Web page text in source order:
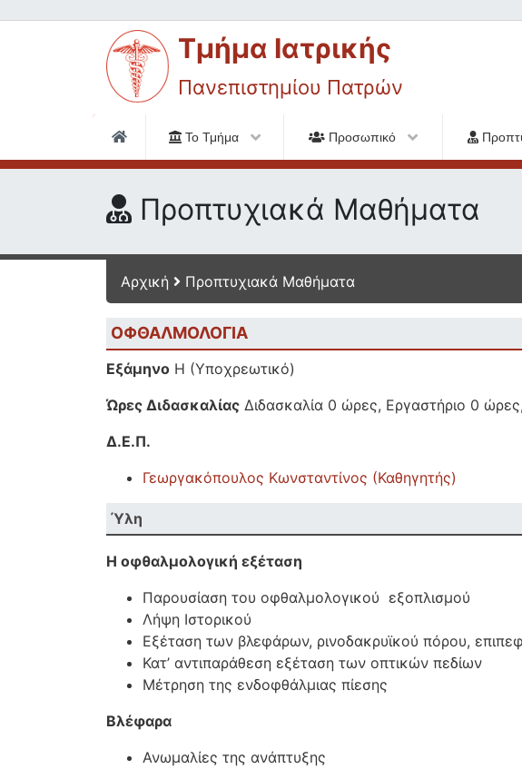
Τμήμα Ιατρικής
Πανεπιστημίου Πατρών
Το Τμήμα Προσωπικό
Προπτυχιακά Μαθήματα
Αρχική Προπτυχιακά Μαθήματα
ΟΦΘΑΛΜΟΛΟΓΙΑ
Εξάμηνο Η (Υποχρεωτικό)
Ώρες Διδασκαλίας Διδασκαλία 0 ώρες, Εργαστήριο 0
Δ.Ε.Π.
Γεωργακόπουλος Κωνσταντίνος (Καθηγητής)
Ύλη
Η οφθαλμολογική εξέταση
Παρουσίαση του οφθαλμολογικού εξοπλισμού
Λήψη Ιστορικού
Εξέταση των βλεφάρων, ρινοδακρυϊκού πόρου,
Κατ’ αντιπαράθεση εξέταση των οπτικών πεδίων
Μέτρηση της ενδοφθάλμιας πίεσης
Βλέφαρα
Ανωμαλίες της ανάπτυξης